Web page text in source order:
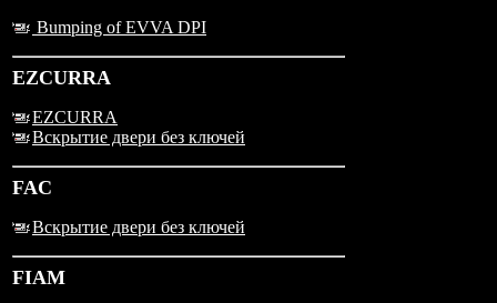
Bumping of EVVA DPI
EZCURRA
EZCURRA
Вскрытие двери без ключей
FAC
Вскрытие двери без ключей
FIAM